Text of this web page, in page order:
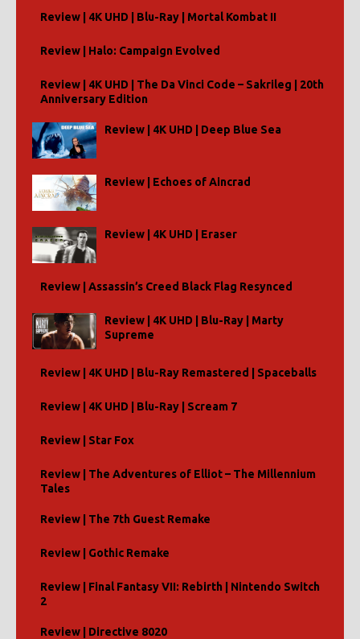
Review | 4K UHD | Blu-Ray | Mortal Kombat II
Review | Halo: Campaign Evolved
Review | 4K UHD | The Da Vinci Code – Sakrileg | 20th
Anniversary Edition
Review | 4K UHD | Deep Blue Sea
Review | Echoes of Aincrad
Review | 4K UHD | Eraser
Review | Assassin’s Creed Black Flag Resynced
Review | 4K UHD | Blu-Ray | Marty
Supreme
Review | 4K UHD | Blu-Ray Remastered | Spaceballs
Review | 4K UHD | Blu-Ray | Scream 7
Review | Star Fox
Review | The Adventures of Elliot – The Millennium
Tales
Review | The 7th Guest Remake
Review | Gothic Remake
Review | Final Fantasy VII: Rebirth | Nintendo Switch
2
Review | Directive 8020